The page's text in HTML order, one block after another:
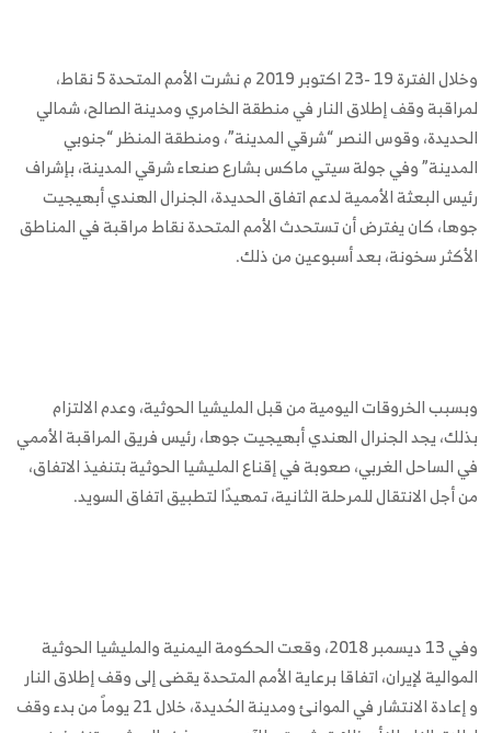
وخلال الفترة 19 -23 اكتوبر 2019 م نشرت الأمم المتحدة 5 نقاط،
لمراقبة وقف إطلاق النار في منطقة الخامري ومدينة الصالح، شمالي
الحديدة، وقوس النصر “شرقي المدينة”، ‎ومنطقة المنظر “جنوبي
المدينة” وفي جولة سيتي ماكس بشارع صنعاء شرقي المدينة، بإشراف
رئيس البعثة الأممية لدعم اتفاق الحديدة، الجنرال الهندي أبهيجيت
جوها، كان يفترض أن تستحدث الأمم المتحدة نقاط مراقبة في المناطق
الأكثر سخونة، بعد أسبوعين من ذلك.
وبسبب الخروقات اليومية من قبل المليشيا الحوثية، وعدم الالتزام
بذلك، يجد الجنرال الهندي أبهيجيت جوها، رئيس فريق المراقبة الأممي
في الساحل الغربي، صعوبة في إقناع المليشيا الحوثية بتنفيذ الاتفاق،
من أجل الانتقال للمرحلة الثانية، تمهيدًا لتطبيق اتفاق السويد.
وفي 13 ديسمبر 2018، وقعت الحكومة اليمنية والمليشيا الحوثية
الموالية لإيران، اتفاقا برعاية الأمم المتحدة يقضى إلى وقف إطلاق النار
و إعادة الانتشار في الموانئ ومدينة الحُديدة، خلال 21 يوماً من بدء وقف